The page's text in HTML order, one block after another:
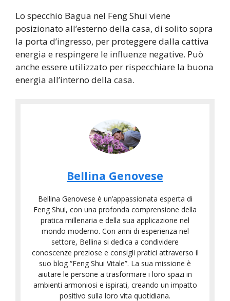
Lo specchio Bagua nel Feng Shui viene
posizionato all’esterno della casa, di solito sopra
la porta d’ingresso, per proteggere dalla cattiva
energia e respingere le influenze negative. Può
anche essere utilizzato per rispecchiare la buona
energia all’interno della casa.
Bellina Genovese
Bellina Genovese è un’appassionata esperta di
Feng Shui, con una profonda comprensione della
pratica millenaria e della sua applicazione nel
mondo moderno. Con anni di esperienza nel
settore, Bellina si dedica a condividere
conoscenze preziose e consigli pratici attraverso il
suo blog “Feng Shui Vitale”. La sua missione è
aiutare le persone a trasformare i loro spazi in
ambienti armoniosi e ispirati, creando un impatto
positivo sulla loro vita quotidiana.